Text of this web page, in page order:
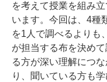
を考えて授業を組み立
います。今回は、4種
を1人で調べるよりも
が担当する布を決め
る方が深い理解につな
り、聞いている方も